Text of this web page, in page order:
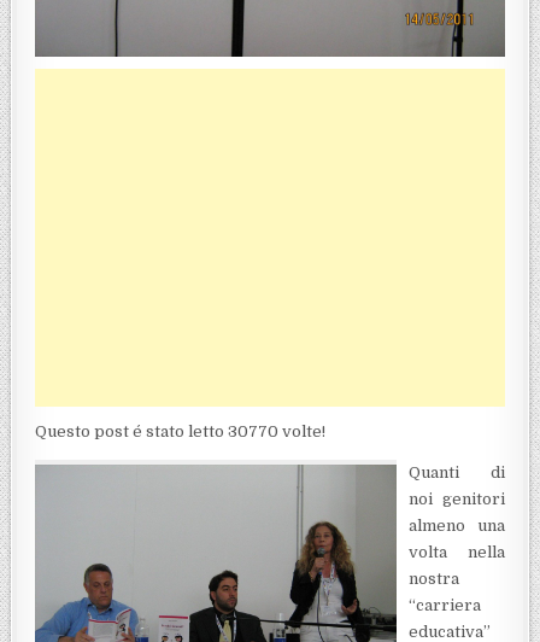
Questo post é stato letto 30770 volte!
Quanti di
noi genitori
almeno una
volta nella
nostra
“carriera
educativa”